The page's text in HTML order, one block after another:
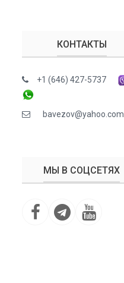
КОНТАКТЫ
+1 (646) 427-5737
bavezov@yahoo.com
МЫ В СОЦСЕТЯХ